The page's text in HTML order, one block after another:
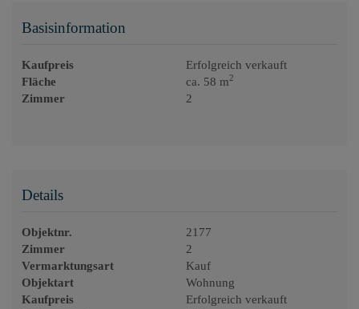
Basisinformation
Kaufpreis
Erfolgreich verkauft
Fläche
ca. 58 m2
Zimmer 2
Details
Objektnr.
2177
Zimmer
2
Vermarktungsart
Kauf
Objektart
Wohnung
Kaufpreis
Erfolgreich verkauft